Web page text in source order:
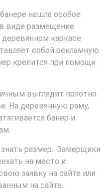
нашла особое
виде размещение
каркасе.
собой рекламную
крепится при помощи
выглядит полотно
На деревянную раму,
банер и
размер. Замерщики
на место и
заявку на сайте или
на сайте.